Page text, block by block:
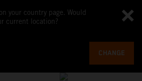
your country page. Would
current location?
CHANGE